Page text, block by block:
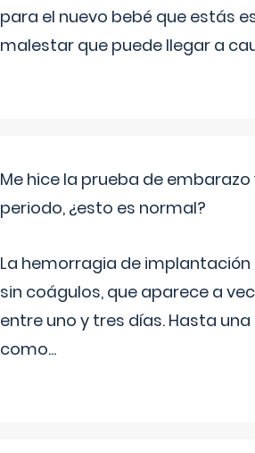
para el nuevo bebé que estás
malestar que puede llegar a
Me hice la prueba de
periodo, ¿esto es normal?
La hemorragia de
sin coágulos, que aparece a
entre uno y tres días. Hasta
como...